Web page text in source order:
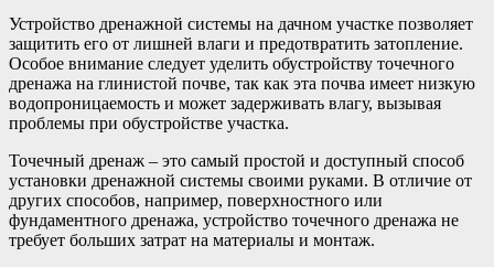
Устройство дренажной системы на дачном участке позволяет
защитить его от лишней влаги и предотвратить затопление.
Особое внимание следует уделить обустройству точечного
дренажа на глинистой почве, так как эта почва имеет низкую
водопроницаемость и может задерживать влагу, вызывая
проблемы при обустройстве участка.
Точечный дренаж – это самый простой и доступный способ
установки дренажной системы своими руками. В отличие от
других способов, например, поверхностного или
фундаментного дренажа, устройство точечного дренажа не
требует больших затрат на материалы и монтаж.